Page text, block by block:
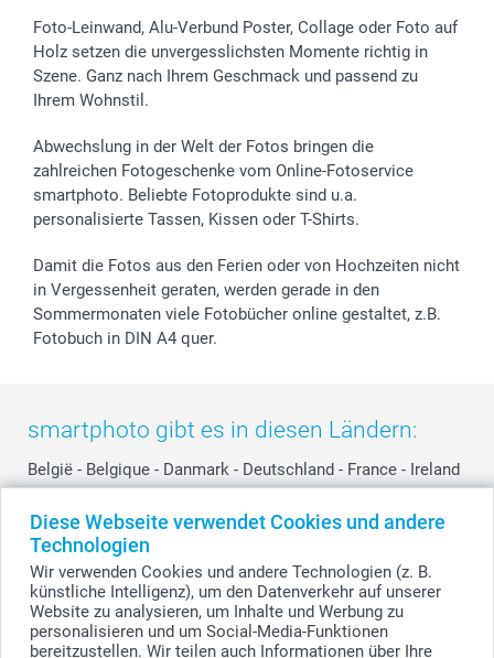
Diese Webseite verwendet Cookies und andere
Technologien
Wir verwenden Cookies und andere Technologien (z. B.
künstliche Intelligenz), um den Datenverkehr auf unserer
Website zu analysieren, um Inhalte und Werbung zu
personalisieren und um Social-Media-Funktionen
bereitzustellen. Wir teilen auch Informationen über Ihre
Sticker & Etiketten
Geschenk-Gutscheine (PDF)
Presse
Partnerprogramme
Investor Relations
Widerrufsrecht
Kommunion & Konfirmation
Hochzeit
Geburtstag
Zu allen Anlässen
48h Lieferung
Zahlungsmöglichkeiten
Anmelden /Registrieren
Status der Bestellung
smartfriends
smartgarantie
smartbonus
Foto-Leinwand, Alu-Verbund Poster, Collage oder Foto auf
Holz setzen die unvergesslichsten Momente richtig in
Szene. Ganz nach Ihrem Geschmack und passend zu
Ihrem Wohnstil.
Abwechslung in der Welt der Fotos bringen die
zahlreichen Fotogeschenke vom Online-Fotoservice
smartphoto. Beliebte Fotoprodukte sind u.a.
personalisierte Tassen, Kissen oder T-Shirts.
Damit die Fotos aus den Ferien oder von Hochzeiten nicht
in Vergessenheit geraten, werden gerade in den
Sommermonaten viele Fotobücher online gestaltet, z.B.
Fotobuch in DIN A4 quer.
smartphoto gibt es in diesen Ländern:
België - Belgique - Danmark - Deutschland - France - Ireland
Switzerland - Suomi - Sverige - United Kingdom -
Other Countries
Alle Preise verstehen sich in Schweizer Franken (CHF) inkl. MwSt. und zzgl.
Versandkosten.